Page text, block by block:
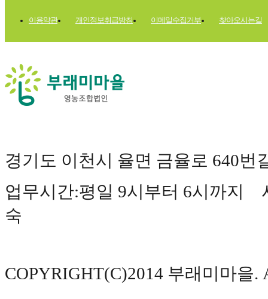
이용약관 개인정보취급방침 이메일수집거부 찾아오시는길
경기도 이천시 율면 금율로 640
업무시간:평일 9시부터 6시까지
숙
COPYRIGHT(C)2014 부래미마을.